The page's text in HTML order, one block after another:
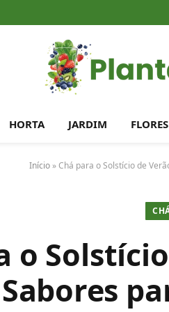
HORTA JARDIM FLORES
Início »Chá para o Solstício de
o
Sabores